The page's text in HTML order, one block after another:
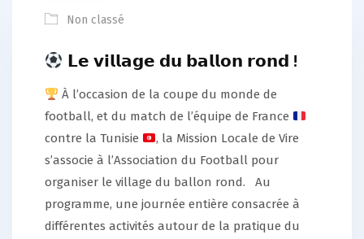
Non classé
𝗟𝗲 𝘃𝗶𝗹𝗹𝗮𝗴𝗲 𝗱𝘂 𝗯𝗮𝗹𝗹𝗼𝗻 𝗿𝗼𝗻𝗱 !
À l’occasion de la coupe du monde de
football, et du match de l’équipe de France
contre la Tunisie
, la Mission Locale de Vire
s’associe à l’Association du Football pour
organiser le village du ballon rond. Au
programme, une journée entière consacrée à
différentes activités autour de la pratique du